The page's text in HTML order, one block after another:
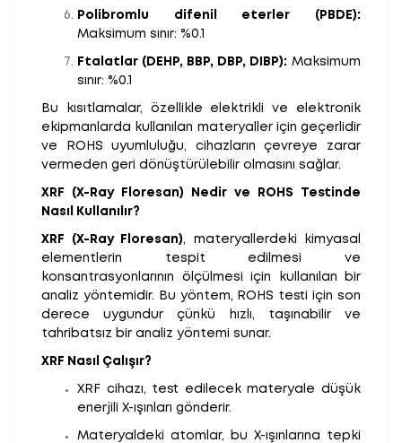
Polibromlu difenil eterler (PBDE):
Maksimum sınır: %0.1
Ftalatlar (DEHP, BBP, DBP, DIBP): Maksimum
sınır: %0.1
Bu kısıtlamalar, özellikle elektrikli ve elektronik
ekipmanlarda kullanılan materyaller için geçerlidir
ve ROHS uyumluluğu, cihazların çevreye zarar
vermeden geri dönüştürülebilir olmasını sağlar.
XRF (X-Ray Floresan) Nedir ve ROHS Testinde
Nasıl Kullanılır?
XRF (X-Ray Floresan), materyallerdeki kimyasal
elementlerin tespit edilmesi ve
konsantrasyonlarının ölçülmesi için kullanılan bir
analiz yöntemidir. Bu yöntem, ROHS testi için son
derece uygundur çünkü hızlı, taşınabilir ve
tahribatsız bir analiz yöntemi sunar.
XRF Nasıl Çalışır?
XRF cihazı, test edilecek materyale düşük
enerjili X-ışınları gönderir.
Materyaldeki atomlar, bu X-ışınlarına tepki